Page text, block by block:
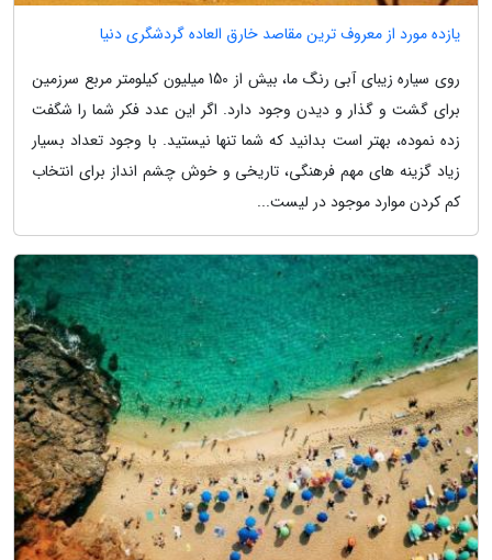
یازده مورد از معروف ترین مقاصد خارق العاده گردشگری دنیا
روی سیاره زیبای آبی رنگ ما، بیش از 150 میلیون کیلومتر مربع سرزمین
برای گشت و گذار و دیدن وجود دارد. اگر این عدد فکر شما را شگفت
زده نموده، بهتر است بدانید که شما تنها نیستید. با وجود تعداد بسیار
زیاد گزینه های مهم فرهنگی، تاریخی و خوش چشم انداز برای انتخاب
کم کردن موارد موجود در لیست...